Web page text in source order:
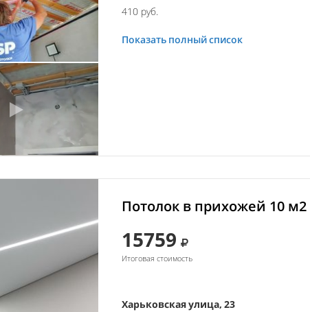
410 руб.
Показать полный список
Потолок в прихожей 10 м2
15759
Итоговая стоимость
Харьковская улица, 23